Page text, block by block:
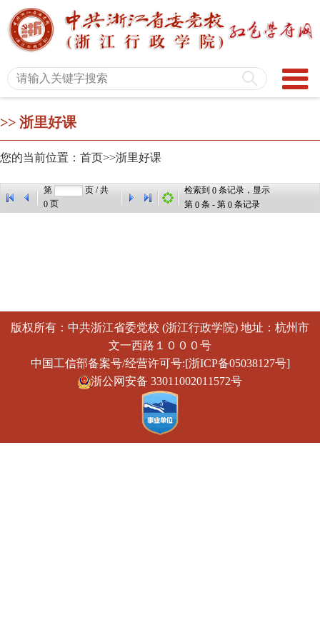
>> 浙里好课
您的当前位置：首页>>浙里好课
第
页 / 共
0 页
检索到 0 条记录，显示
第 0 条 - 第 0 条记录
版权所有：中共浙江省委党校 (浙江行政学院) 地址：杭州市
文一西路１０００号
中国工信部备案号/经营许可号:[浙ICP备05038127号]
浙公网安备 33011002011572号